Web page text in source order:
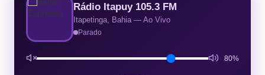
Rádio Itapuy 105.3 FM
Itapetinga, Bahia — Ao Vivo
Parado
80%